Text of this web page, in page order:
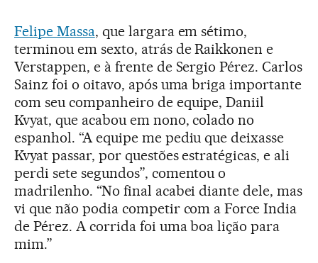
Felipe Massa, que largara em sétimo,
terminou em sexto, atrás de Raikkonen e
Verstappen, e à frente de Sergio Pérez. Carlos
Sainz foi o oitavo, após uma briga importante
com seu companheiro de equipe, Daniil
Kvyat, que acabou em nono, colado no
espanhol. “A equipe me pediu que deixasse
Kvyat passar, por questões estratégicas, e ali
perdi sete segundos”, comentou o
madrilenho. “No final acabei diante dele, mas
vi que não podia competir com a Force India
de Pérez. A corrida foi uma boa lição para
mim.”